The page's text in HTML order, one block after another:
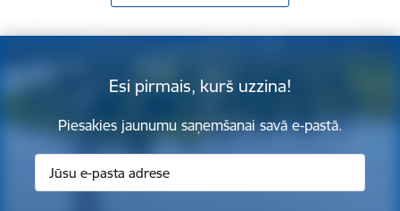
Esi pirmais, kurš uzzina!
Piesakies jaunumu saņemšanai savā e-pastā.